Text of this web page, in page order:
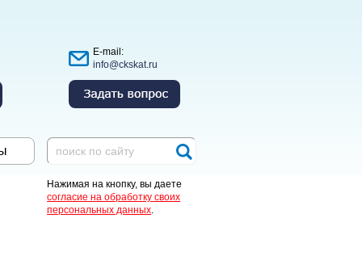
E-mail:
info@ckskat.ru
Нажимая на кнопку, вы даете
согласие на обработку своих
персональных данных.